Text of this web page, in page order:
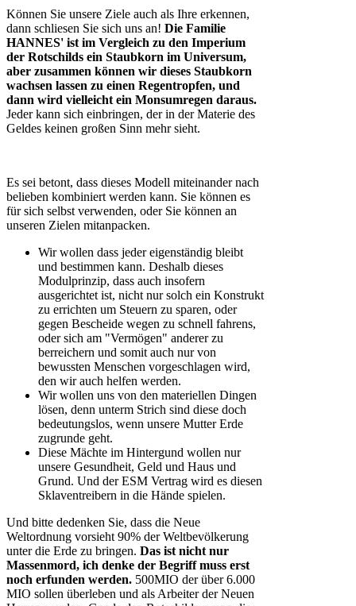
Können Sie unsere Ziele auch als Ihre erkennen,
dann schliesen Sie sich uns an! Die Familie
HANNES' ist im Vergleich zu den Imperium
der Rotschilds ein Staubkorn im Universum,
aber zusammen können wir dieses Staubkorn
wachsen lassen zu einen Regentropfen, und
dann wird vielleicht ein Monsumregen daraus.
Jeder kann sich einbringen, der in der Materie des
Geldes keinen großen Sinn mehr sieht.
Es sei betont, dass dieses Modell miteinander nach
belieben kombiniert werden kann. Sie können es
für sich selbst verwenden, oder Sie können an
unseren Zielen mitanpacken.
Wir wollen dass jeder eigenständig bleibt
und bestimmen kann. Deshalb dieses
Modulprinzip, dass auch insofern
ausgerichtet ist, nicht nur solch ein Konstrukt
zu errichten um Steuern zu sparen, oder
gegen Bescheide wegen zu schnell fahrens,
oder sich am "Vermögen" anderer zu
berreichern und somit auch nur von
bewussten Menschen vorgeschlagen wird,
den wir auch helfen werden.
Wir wollen uns von den materiellen Dingen
lösen, denn unterm Strich sind diese doch
bedeutungslos, wenn unsere Mutter Erde
zugrunde geht.
Diese Mächte im Hintergund wollen nur
unsere Gesundheit, Geld und Haus und
Grund. Und der ESM Vertrag wird es diesen
Sklaventreibern in die Hände spielen.
Und bitte dedenken Sie, dass die Neue
Weltordnung vorsieht 90% der Weltbevölkerung
unter die Erde zu bringen. Das ist nicht nur
Massenmord, ich denke der Begriff muss erst
noch erfunden werden. 500MIO der über 6.000
MIO sollen überleben und als Arbeiter der Neuen